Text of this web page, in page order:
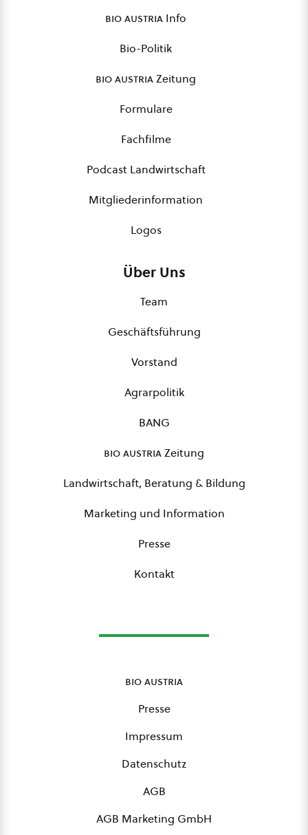
bio austria Info
Bio-Politik
bio austriaZeitung
Formulare
Fachfilme
Podcast Landwirtschaft
Mitgliederinformation
Logos
Über Uns
Team
Geschäftsführung
Vorstand
Agrarpolitik
BANG
bio austriaZeitung
Landwirtschaft, Beratung & Bildung
Marketing und Information
Presse
Kontakt
bio austria
Presse
Impressum
Datenschutz
AGB
AGB Marketing GmbH